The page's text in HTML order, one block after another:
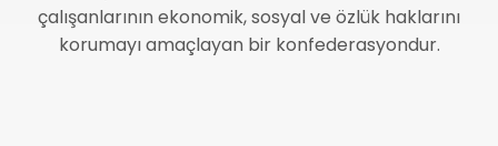
çalışanlarının ekonomik, sosyal ve özlük haklarını
korumayı amaçlayan bir konfederasyondur.